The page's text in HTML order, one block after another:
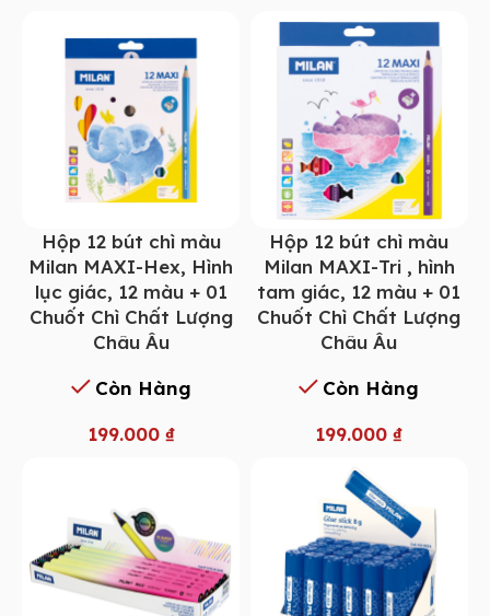
Hộp 12 bút chì màu
Milan MAXI-Hex, Hình
lục giác, 12 màu + 01
Chuốt Chì Chất Lượng
Châu Âu
Còn Hàng
199.000 ₫
Hộp 12 bút chì màu
Milan MAXI-Tri , hình
tam giác, 12 màu + 01
Chuốt Chì Chất Lượng
Châu Âu
Còn Hàng
199.000₫